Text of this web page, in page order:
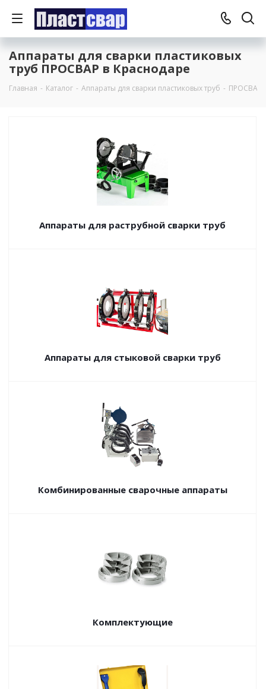
Аппараты для сварки пластиковых
труб ПРОСВАР в Краснодаре
Главная - Каталог - Аппараты для сварки пластиковых труб - ПРОСВАР
Аппараты для раструбной сварки труб
Аппараты для стыковой сварки труб
Комбинированные сварочные аппараты
Комплектующие